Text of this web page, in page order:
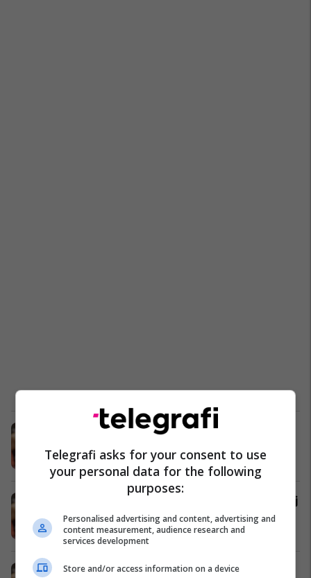
Sermaxhaj: Kartoni i kuq ishte
Superliga 05/11/2022
Sermaxhaj përgëzon futbollistët e tij
për fitoren e thellë ndaj Trepçës '89
Superliga 29/10/2022
Sermaxhaj pas humbjes: E vështirë
Telegrafi asks for your consent to use
your personal data for the following
purposes:
Personalised advertising and content, advertising and
content measurement, audience research and
services development
Store and/or access information on a device